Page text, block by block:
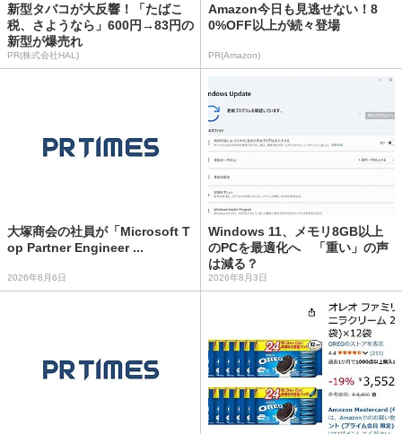
新型タバコが大反響！「たばこ
税、さようなら」600円→83円の
新型が爆売れ
PR(株式会社HAL)
Amazon今日も見逃せない！8
0%OFF以上が続々登場
PR(Amazon)
大塚商会の社員が「Microsoft T
op Partner Engineer ...
2026年8月6日
Windows 11、メモリ8GB以上
のPCを最適化へ 「重い」の声
は減る？
2026年8月3日